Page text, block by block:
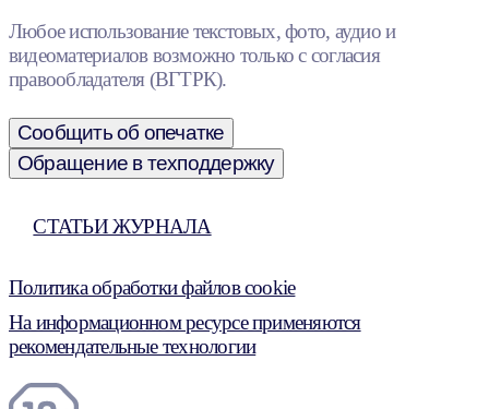
Любое использование текстовых, фото, аудио и
видеоматериалов возможно только с согласия
правообладателя (ВГТРК).
Сообщить об опечатке
Обращение в техподдержку
СТАТЬИ ЖУРНАЛА
Политика обработки файлов cookie
На информационном ресурсе применяются
рекомендательные технологии